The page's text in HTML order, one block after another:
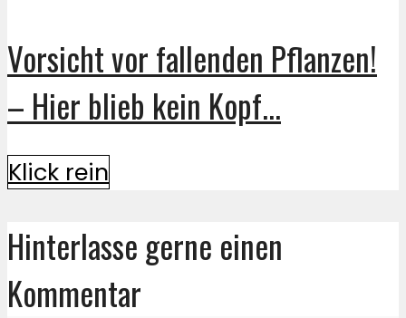
Vorsicht vor fallenden Pflanzen!
– Hier blieb kein Kopf...
Klick rein
Hinterlasse gerne einen
Kommentar